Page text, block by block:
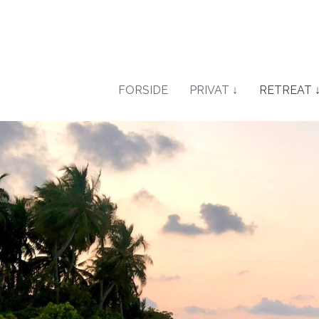
FORSIDE PRIVAT ↓ RETREAT